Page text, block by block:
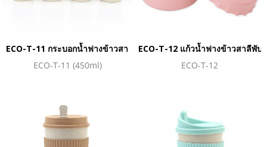
ECO-T-11 กระบอกน้ำฟางข้าวสาลี
ECO-T-11 (450ml)
ECO-T-12 แก้วน้ำฟางข้าวสาลีพับ
ECO-T-12